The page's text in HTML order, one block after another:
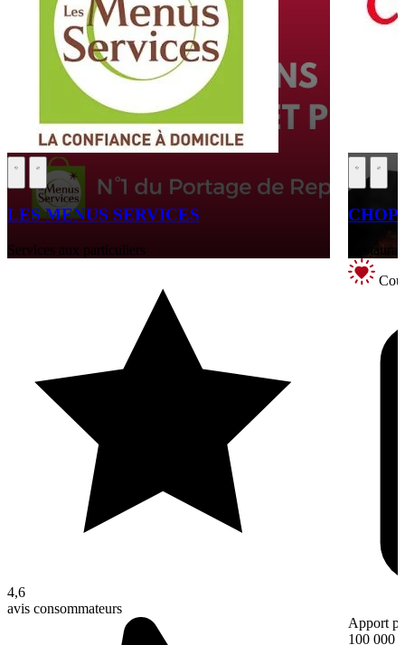
LES MENUS SERVICES
Services aux particuliers
4,6
avis consommateurs
Apport
100 000 €